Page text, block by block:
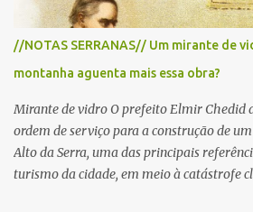
A largada será na Rua Coronel Pedro
para cerca de 2.000 ciclistas, às 6h30. De
cronograma da organização e de todas
as interdições ocorrerão de forma
//NOTAS SERRANAS// Um mirante de
montanha aguenta mais essa obra?
Mirante de vidro O prefeito Elmir Chedid
ordem de serviço para a construção de
Alto da Serra, uma das principais
turismo da cidade, em meio à catástrofe